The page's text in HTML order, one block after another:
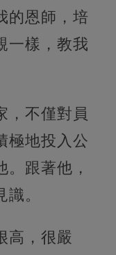
的恩師，培
一樣，教我
，不僅對員
極地投入公
跟著他，
。
高，很嚴